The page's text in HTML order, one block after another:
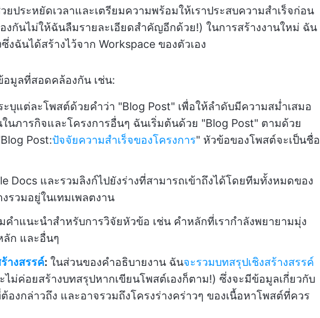
ยประหยัดเวลาและเตรียมความพร้อมให้เราประสบความสำเร็จก่อน
งกันไม่ให้ฉันลืมรายละเอียดสำคัญอีกด้วย!) ในการสร้างงานใหม่ ฉัน
ฉันได้สร้างไว้จาก Workspace ของตัวเอง
มูลที่สอดคล้องกัน เช่น:
ะบุแต่ละโพสต์ด้วยคำว่า "Blog Post" เพื่อให้ลำดับมีความสม่ำเสมอ
นภารกิจและโครงการอื่นๆ ฉันเริ่มต้นด้วย "Blog Post" ตามด้วย
Post:ปัจจัยความสำเร็จของโครงการ" หัวข้อของโพสต์จะเป็นชื่อ
Docs และรวมลิงก์ไปยังร่างที่สามารถเข้าถึงได้โดยทีมทั้งหมดของ
รวมอยู่ในเทมเพลตงาน
มคำแนะนำสำหรับการวิจัยหัวข้อ เช่น คำหลักที่เรากำลังพยายามมุ่ง
ลัก และอื่นๆ
างสรรค์: ในส่วนของคำอธิบายงาน ฉันจะรวมบทสรุปเชิงสร้างสรรค์
ม่ค่อยสร้างบทสรุปหากเขียนโพสต์เองก็ตาม!) ซึ่งจะมีข้อมูลเกี่ยวกับ
องกล่าวถึง และอาจรวมถึงโครงร่างคร่าวๆ ของเนื้อหาโพสต์ที่ควร